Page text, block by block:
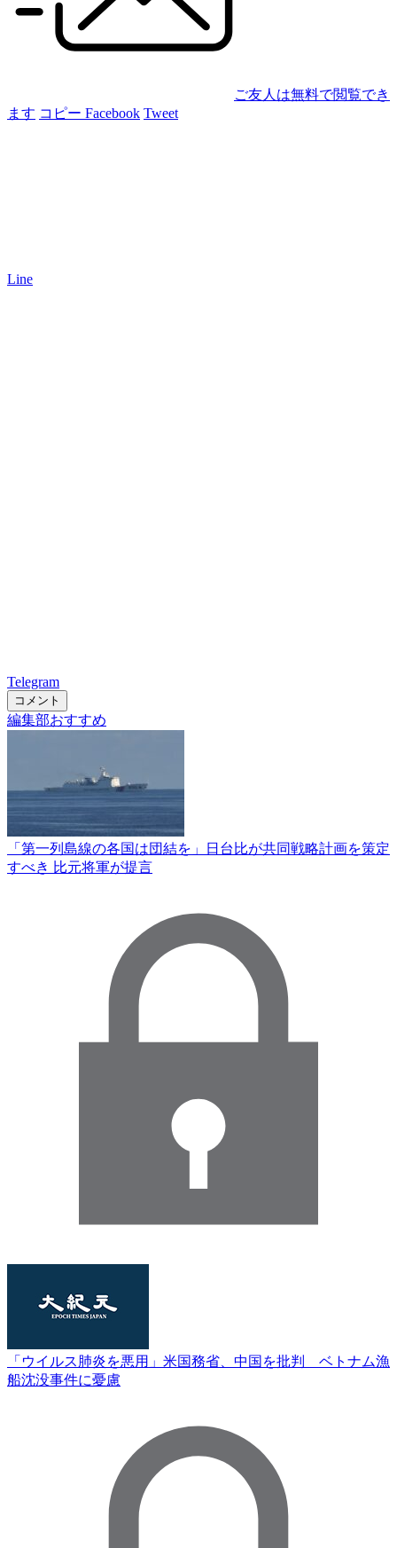
ご友人は無料で閲覧でき
ます コピー Facebook Tweet
Line
Telegram
コメント
編集部おすすめ
「第一列島線の各国は団結を」日台比が共同戦略計画を策定
すべき 比元将軍が提言
「ウイルス肺炎を悪用」米国務省、中国を批判 ベトナム漁
船沈没事件に憂慮